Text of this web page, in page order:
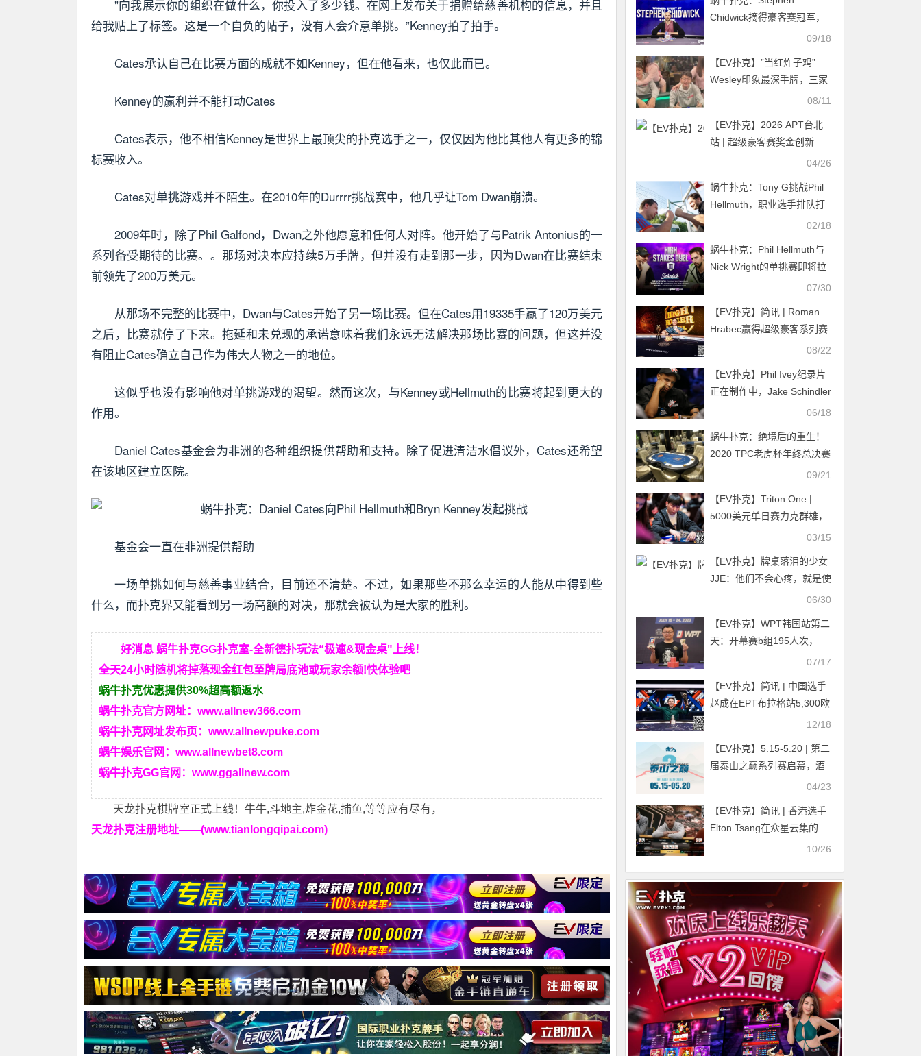
"向我展示你的组织在做什么，你投入了多少钱。在网上发布关于捐赠给慈善机构的信息，并且
给我贴上了标签。这是一个自负的帖子，没有人会介意单挑。”Kenney拍了拍手。
Cates承认自己在比赛方面的成就不如Kenney，但在他看来，也仅此而已。
Kenney的赢利并不能打动Cates
Cates表示，他不相信Kenney是世界上最顶尖的扑克选手之一，仅仅因为他比其他人有更多的锦
标赛收入。
Cates对单挑游戏并不陌生。在2010年的Durrrr挑战赛中，他几乎让Tom Dwan崩溃。
2009年时，除了Phil Galfond，Dwan之外他愿意和任何人对阵。他开始了与Patrik Antonius的一
系列备受期待的比赛。。那场对决本应持续5万手牌，但并没有走到那一步，因为Dwan在比赛结束
前领先了200万美元。
从那场不完整的比赛中，Dwan与Cates开始了另一场比赛。但在Cates用19335手赢了120万美元
之后，比赛就停了下来。拖延和未兑现的承诺意味着我们永远无法解决那场比赛的问题，但这并没
有阻止Cates确立自己作为伟大人物之一的地位。
这似乎也没有影响他对单挑游戏的渴望。然而这次，与Kenney或Hellmuth的比赛将起到更大的
作用。
Daniel Cates基金会为非洲的各种组织提供帮助和支持。除了促进清洁水倡议外，Cates还希望
在该地区建立医院。
基金会一直在非洲提供帮助
一场单挑如何与慈善事业结合，目前还不清楚。不过，如果那些不那么幸运的人能从中得到些
什么，而扑克界又能看到另一场高额的对决，那就会被认为是大家的胜利。
好消息 蜗牛扑克GG扑克室-全新德扑玩法“极速&现金桌"上线！
全天24小时随机将掉落现金红包至牌局底池或玩家余额!快体验吧
蜗牛扑克优惠提供30%超高额返水
蜗牛扑克官方网址： www.allnew366.com
蜗牛扑克网址发布页： www.allnewpuke.com
蜗牛娱乐官网： www.allnewbet8.com
蜗牛扑克GG官网： www.ggallnew.com
天龙扑克棋牌室正式上线！牛牛,斗地主,炸金花,捕鱼,等等应有尽有，
天龙扑克注册地址——(www.tianlongqipai.com)
军最终归属
Chidwick摘得豪客赛冠军，
职业生涯奖金突破3660W ！
09/18
【EV扑克】”当红炸子鸡”
Wesley印象最深手牌，三家
08/11
【EV扑克】2026 APT台北
站 | 超级豪客赛奖金创新
04/26
蜗牛扑克：Tony G挑战Phil
Hellmuth，职业选手排队打
02/18
蜗牛扑克：Phil Hellmuth与
Nick Wright的单挑赛即将拉
07/30
【EV扑克】简讯 | Roman
Hrabec赢得超级豪客系列赛
第一场比赛，奖金 316,000
08/22
【EV扑克】Phil Ivey纪录片
正在制作中，Jake Schindler
登顶2022年WSOP POY积分
06/18
蜗牛扑克：绝境后的重生！
2020 TPC老虎杯年终总决赛
09/21
【EV扑克】Triton One |
5000美元单日赛力克群雄，
中国选手Chen Peng豪取生
03/15
【EV扑克】牌桌落泪的少女
JJE：他们不会心疼，就是使
劲的锤，能怎么锤就怎么锤
06/30
【EV扑克】WPT韩国站第二
天：开幕赛b组195人次，
Day2座位表出炉，中国选手
07/17
【EV扑克】简讯 | 中国选手
赵成在EPT布拉格站5,300欧
元主赛获得第四名，奖金：
12/18
【EV扑克】5.15-5.20 | 第二
届泰山之巅系列赛启幕，酒
店赛程速览，天平湖畔静候
04/23
【EV扑克】简讯 | 香港选手
Elton Tsang在众星云集的
Triton20万美元邀请赛Day1
10/26